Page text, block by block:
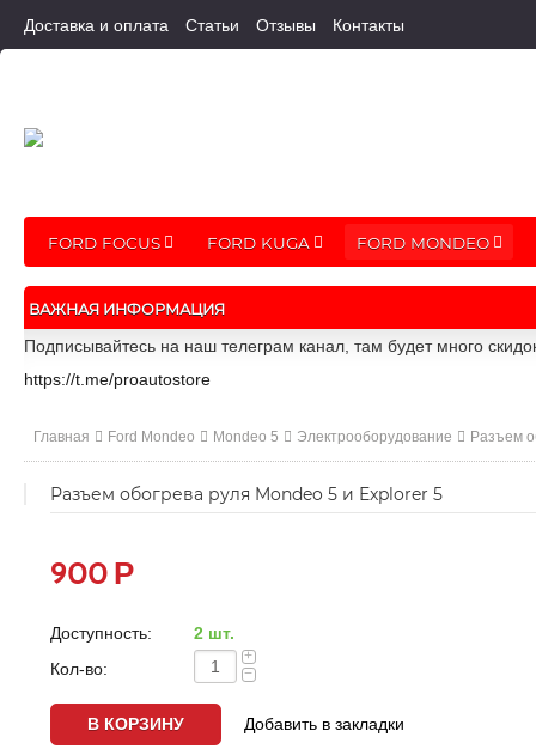
Доставка и оплата Статьи Отзывы Контакты
FORD FOCUS FORD KUGA FORD MONDEO
ВАЖНАЯ ИНФОРМАЦИЯ
Подписывайтесь на наш телеграм канал, там будет много
https://t.me/proautostore
Главная Ford Mondeo Mondeo 5 Электрооборудование Разъем
Разъем обогрева руля Mondeo 5 и Explorer 5
900 Р
Доступность:
2 шт.
Кол-во:
+
−
Добавить в закладки